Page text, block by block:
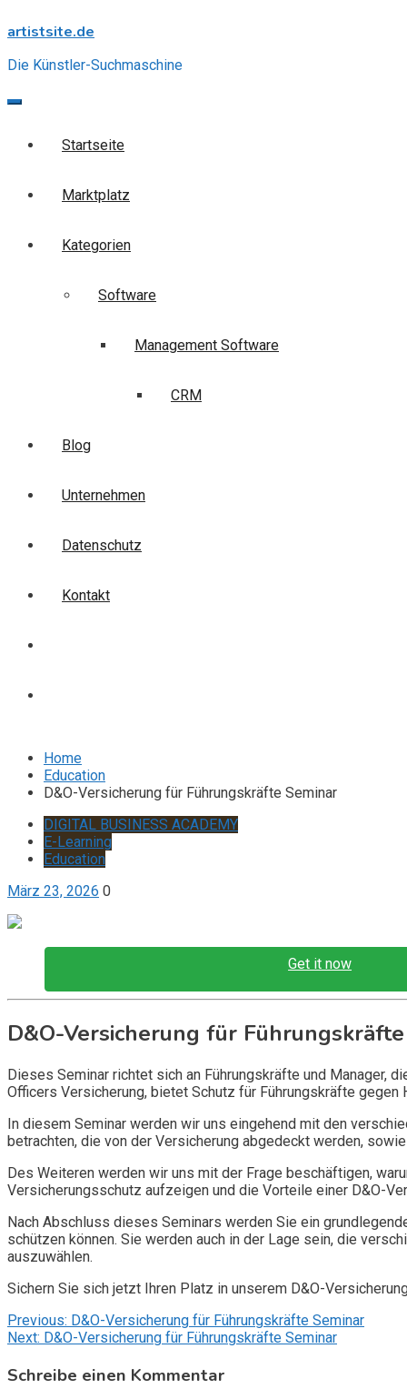
to
artistsite.de
Die Künstler-Suchmaschine
Startseite
Marktplatz
Kategorien
Software
Management Software
CRM
Blog
Unternehmen
Datenschutz
Kontakt
Home
Education
D&O-Versicherung für Führungskräfte Seminar
DIGITAL BUSINESS ACADEMY
E-Learning
Education
März 23, 2026 0
Get it now
D&O-Versicherung für
Dieses Seminar richtet sich an Führungskräfte und Manager,
Officers Versicherung, bietet Schutz für Führungskräfte
In diesem Seminar werden wir uns eingehend mit den
betrachten, die von der Versicherung abgedeckt werden,
Des Weiteren werden wir uns mit der Frage beschäftigen,
Versicherungsschutz aufzeigen und die Vorteile einer D&O-
Nach Abschluss dieses Seminars werden Sie ein
schützen können. Sie werden auch in der Lage sein, die
auszuwählen.
Sichern Sie sich jetzt Ihren Platz in unserem D&O-
Beitragsnavigation
Previous: D&O-Versicherung für Führungskräfte Seminar
Next: D&O-Versicherung für Führungskräfte Seminar
Schreibe einen Kommentar